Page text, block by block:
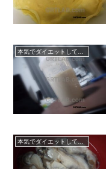
本気でダイエットしてみる60日間！
本気でダイエットしてみる60日間！